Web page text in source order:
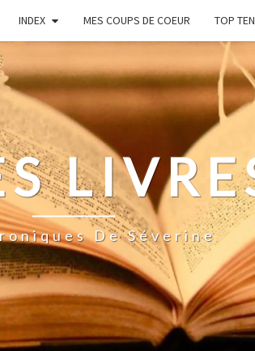
INDEX MES COUPS DE COEUR TOP TEN
De Séverine